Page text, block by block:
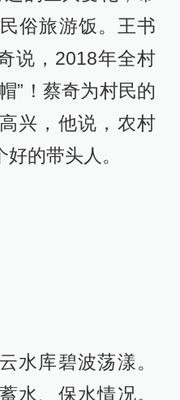
俗旅游饭。王书
说，2018年全村
”！蔡奇为村民的
兴，他说，农村
的带头人。
水库碧波荡漾。
水、保水情况。